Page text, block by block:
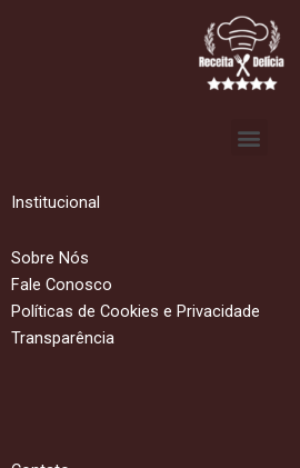
Menu
Institucional
Sobre Nós
Fale Conosco
Políticas de Cookies e Privacidade
Transparência